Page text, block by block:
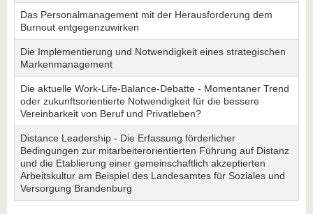
Das Personalmanagement mit der Herausforderung dem
Burnout entgegenzuwirken
Die Implementierung und Notwendigkeit eines strategischen
Markenmanagement
Die aktuelle Work-Life-Balance-Debatte - Momentaner Trend
oder zukunftsorientierte Notwendigkeit für die bessere
Vereinbarkeit von Beruf und Privatleben?
Distance Leadership - Die Erfassung förderlicher
Bedingungen zur mitarbeiterorientierten Führung auf Distanz
und die Etablierung einer gemeinschaftlich akzeptierten
Arbeitskultur am Beispiel des Landesamtes für Soziales und
Versorgung Brandenburg